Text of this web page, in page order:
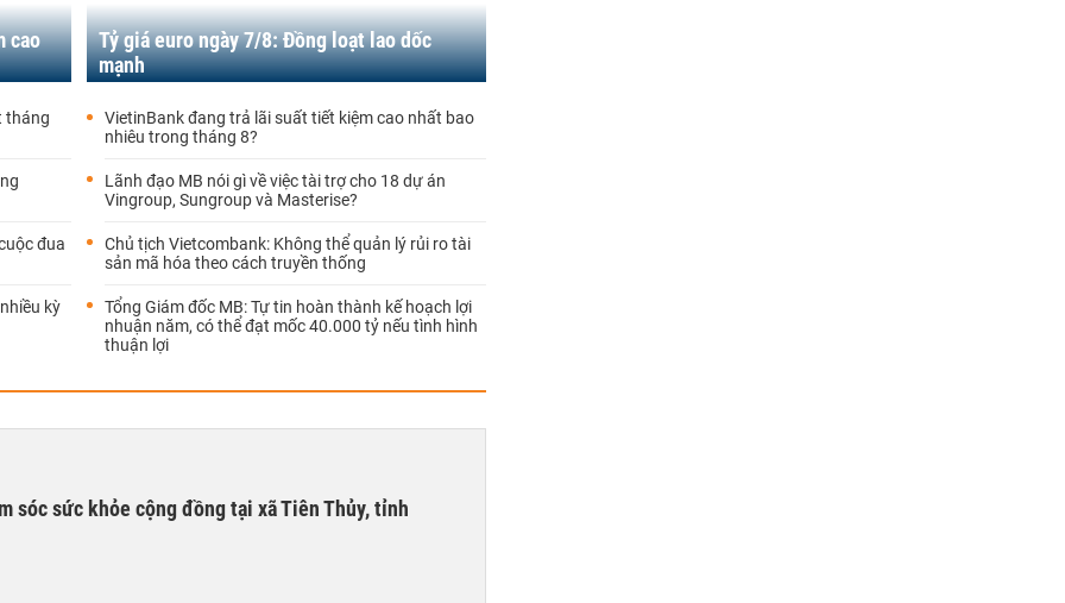
cao
tháng
đua
kỳ
Tỷ giá euro ngày 7/8: Đồng loạt lao dốc
mạnh
VietinBank đang trả lãi suất tiết kiệm cao nhất bao
nhiêu trong tháng 8?
Lãnh đạo MB nói gì về việc tài trợ cho 18 dự án
Vingroup, Sungroup và Masterise?
Chủ tịch Vietcombank: Không thể quản lý rủi ro tài
sản mã hóa theo cách truyền thống
Tổng Giám đốc MB: Tự tin hoàn thành kế hoạch lợi
nhuận năm, có thể đạt mốc 40.000 tỷ nếu tình hình
thuận lợi
sóc sức khỏe cộng đồng tại xã Tiên Thủy, tỉnh